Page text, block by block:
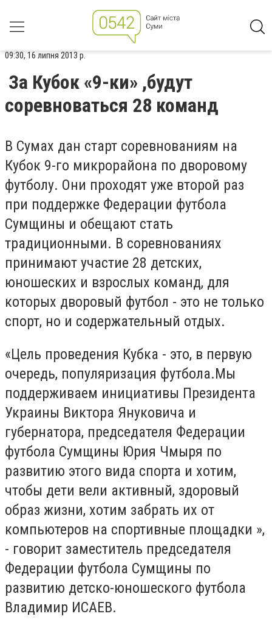
09:30, 16 липня 2013 р.
За Кубок «9-ки» ,будут
соревноваться 28 команд
В Сумах дан старт соревнованиям на
Кубок 9-го микрорайона по дворовому
футболу. Они проходят уже второй раз
при поддержке Федерации футбола
Сумщины и обещают стать
традиционными. В соревнованиях
принимают участие 28 детских,
юношеских и взрослых команд, для
которых дворовый футбол - это не только
спорт, но и содержательный отдых.
«Цель проведения Кубка - это, в первую
очередь, популяризация футбола.Мы
поддерживаем инициативы Президента
Украины Виктора Януковича и
губернатора, председателя Федерации
футбола Сумщины Юрия Чмыря по
развитию этого вида спорта и хотим,
чтобы дети вели активный, здоровый
образ жизни, хотим забрать их от
компьютеров на спортивные площадки »,
- говорит заместитель председателя
Федерации футбола Сумщины по
развитию детско-юношеского футбола
Владимир ИСАЕВ.